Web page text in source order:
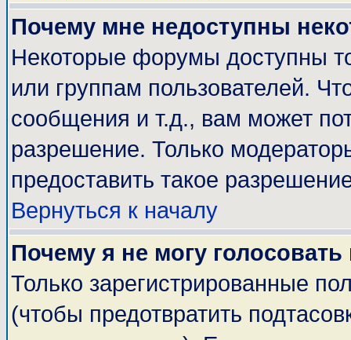
Почему мне недоступны
Некоторые форумы доступны
или группам пользователей.
сообщения и т.д., вам может
разрешение. Только
предоставить такое
Вернуться к началу
Почему я не могу
Только зарегистрированные
(чтобы предотвратить